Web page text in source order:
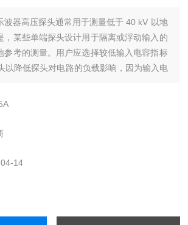
波器高压探头通常用于测量低于 40 kV 以地
，某些单端探头设计用于隔离或浮动输入的
参考的测量。用户应选择较低输入电容指标
以降低探头对电路的负载影响，因为输入电
14